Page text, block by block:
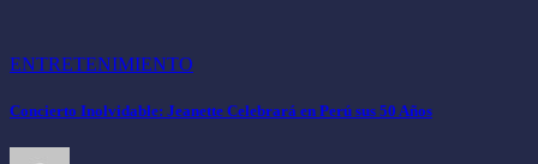
ENTRETENIMIENTO
Concierto Inolvidable: Jeanette Celebrará en Perú sus 50 Años